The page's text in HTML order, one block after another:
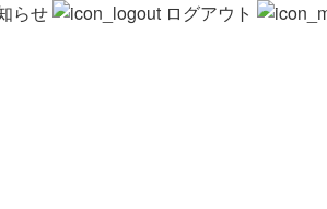
らせ ログアウト